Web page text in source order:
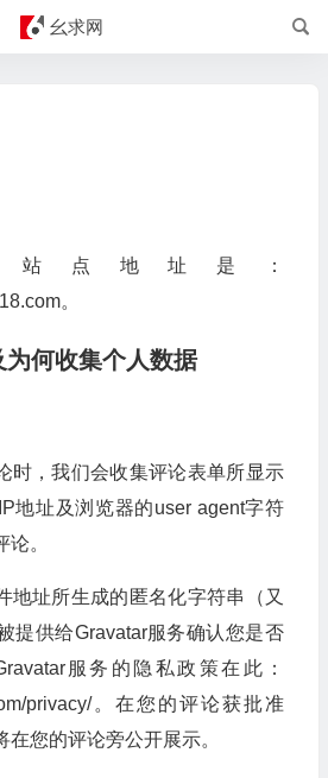
幺求网
站点地址是：
。
何收集个人数据
时，我们会收集评论表单所显示
地址及浏览器的user agent字符
。
地址所生成的匿名化字符串（又
提供给Gravatar服务确认您是否
服务的隐私政策在此：
privacy/。在您的评论获批准
在您的评论旁公开展示。